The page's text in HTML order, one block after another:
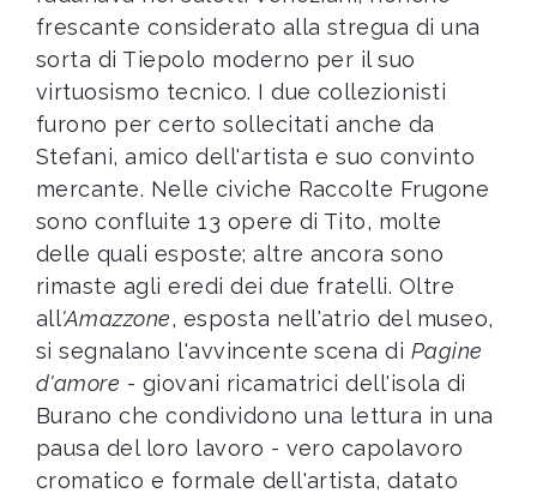
frescante considerato alla stregua di una
sorta di Tiepolo moderno per il suo
virtuosismo tecnico. I due collezionisti
furono per certo sollecitati anche da
Stefani, amico dell'artista e suo convinto
mercante. Nelle civiche Raccolte Frugone
sono confluite 13 opere di Tito, molte
delle quali esposte; altre ancora sono
rimaste agli eredi dei due fratelli. Oltre
all'Amazzone, esposta nell'atrio del museo,
si segnalano l'avvincente scena di Pagine
d'amore - giovani ricamatrici dell'isola di
Burano che condividono una lettura in una
pausa del loro lavoro - vero capolavoro
cromatico e formale dell'artista, datato